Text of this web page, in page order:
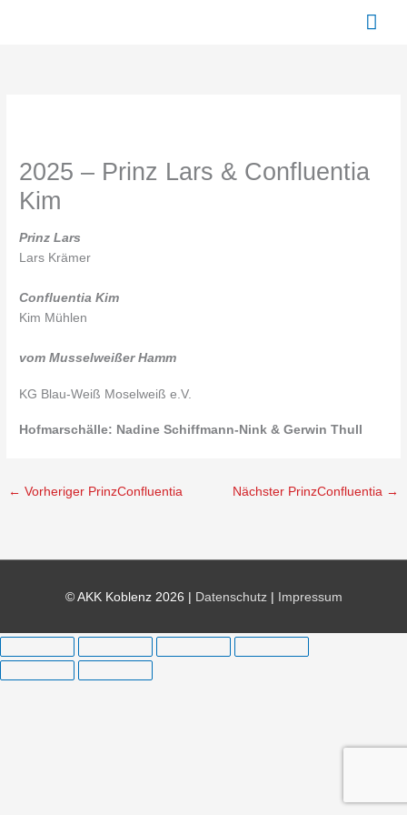
2025 – Prinz Lars & Confluentia
Kim
Prinz Lars
Lars Krämer
Confluentia Kim
Kim Mühlen
vom Musselweißer Hamm
KG Blau-Weiß Moselweiß e.V.
Hofmarschälle: Nadine Schiffmann-Nink & Gerwin Thull
← Vorheriger PrinzConfluentia Nächster PrinzConfluentia →
© AKK Koblenz 2026 | Datenschutz| Impressum